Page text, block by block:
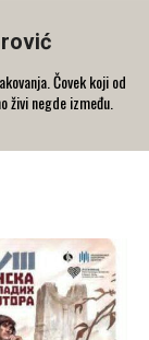
Čovek koji od
živi negde između.